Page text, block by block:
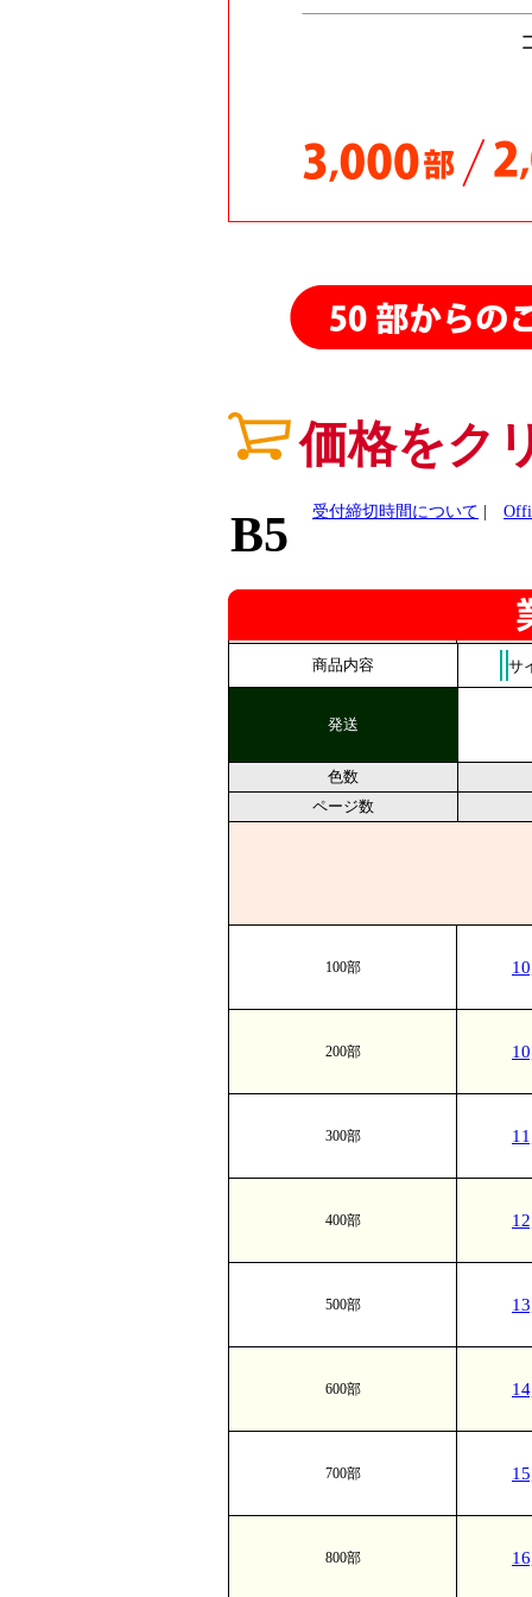
26.02.06
26.01.20
25.11.07
25.10.13
25.10.08
25.09.15
価格をク
B5
受付締切時間について
100部
200部
300部
400部
500部
600部
700部
800部
商品内容 サ
発送
色数
ページ数